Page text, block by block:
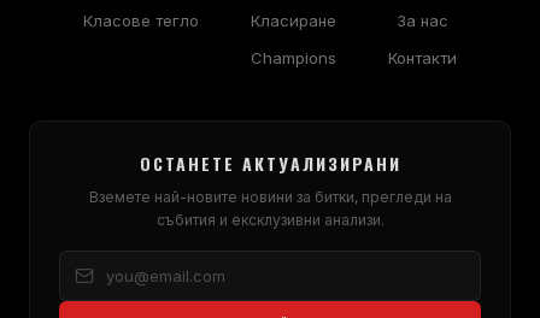
Класове тегло
Класиране
Champions
За нас
Контакти
ОСТАНЕТЕ АКТУАЛИЗИРАНИ
Вземете най-новите новини за битки, прегледи на
събития и ексклузивни анализи.